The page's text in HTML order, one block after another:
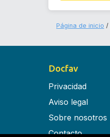
Página de inicio
Docfav
Privacidad
Aviso legal
Sobre nosotros
Contacto